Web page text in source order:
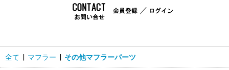
／
全て マフラー その他マフラーパーツ